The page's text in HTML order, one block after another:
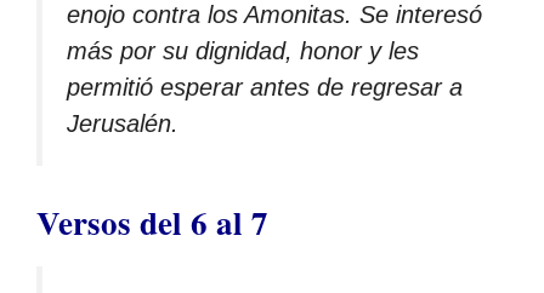
enojo contra los Amonitas. Se interesó
más por su dignidad, honor y les
permitió esperar antes de regresar a
Jerusalén.
Versos del 6 al 7